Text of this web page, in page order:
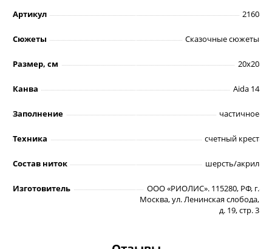
Артикул 2160
Сюжеты Сказочные сюжеты
Размер, см 20х20
Канва Aida 14
Заполнение частичное
Техника счетный крест
Состав ниток шерсть/акрил
Изготовитель
ООО «РИОЛИС». 115280, РФ, г.
Москва, ул. Ленинская слобода,
д. 19, стр. 3